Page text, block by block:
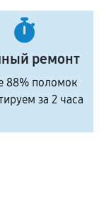
ремонт
88% поломок
за 2 часа